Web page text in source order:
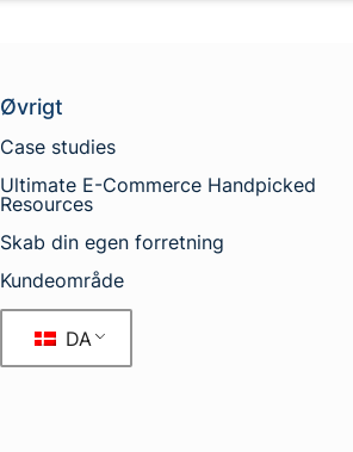
Øvrigt
Case studies
Ultimate E-Commerce Handpicked
Resources
Skab din egen forretning
Kundeområde
DA